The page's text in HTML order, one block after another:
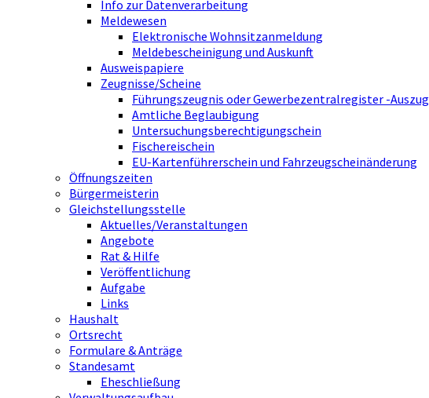
Info zur Datenverarbeitung
Meldewesen
Elektronische Wohnsitzanmeldung
Meldebescheinigung und Auskunft
Ausweispapiere
Zeugnisse/Scheine
Führungszeugnis oder Gewerbezentralregister -Auszug
Amtliche Beglaubigung
Untersuchungsberechtigungschein
Fischereischein
EU-Kartenführerschein und Fahrzeugscheinänderung
Öffnungszeiten
Bürgermeisterin
Gleichstellungsstelle
Aktuelles/Veranstaltungen
Angebote
Rat & Hilfe
Veröffentlichung
Aufgabe
Links
Haushalt
Ortsrecht
Formulare & Anträge
Standesamt
Eheschließung